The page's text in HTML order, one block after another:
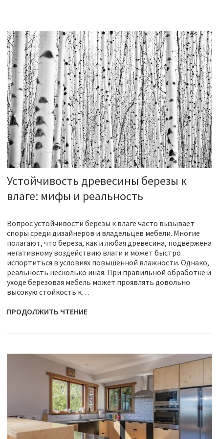
Устойчивость древесины березы к
влаге: мифы и реальность
Вопрос устойчивости березы к влаге часто вызывает
споры среди дизайнеров и владельцев мебели. Многие
полагают, что береза, как и любая древесина, подвержена
негативному воздействию влаги и может быстро
испортиться в условиях повышенной влажности. Однако,
реальность несколько иная. При правильной обработке и
уходе березовая мебель может проявлять довольно
высокую стойкость к…
ПРОДОЛЖИТЬ ЧТЕНИЕ